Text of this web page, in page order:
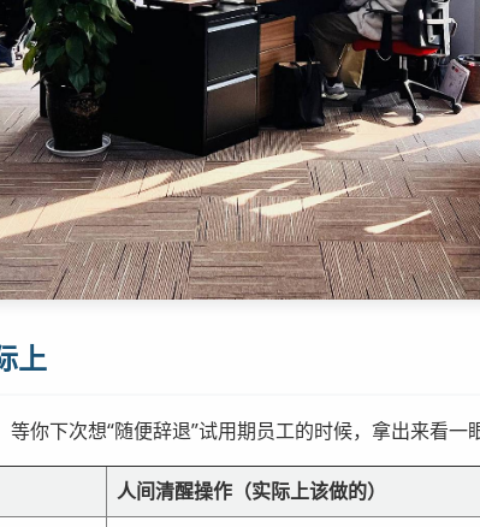
上
你下次想“随便辞退”试用期员工的时候，拿出来看一
人间清醒操作（实际上该做的）